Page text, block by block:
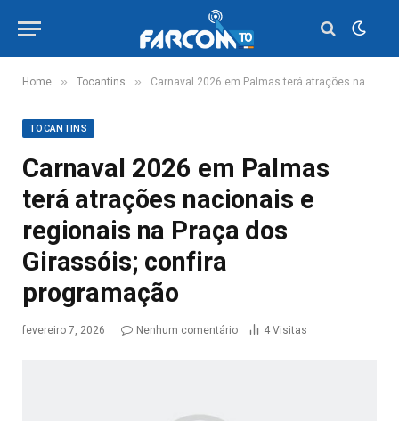
Home » Tocantins » Carnaval 2026 em Palmas terá atrações nacionais e regionais na Praça dos Girassóis; confira programação
TOCANTINS
Carnaval 2026 em Palmas
terá atrações nacionais e
regionais na Praça dos
Girassóis; confira
programação
fevereiro 7, 2026 Nenhum comentário 4 Visitas